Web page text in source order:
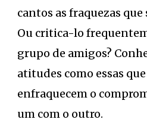
cantos as fraquezas que
Ou critica-lo
grupo de amigos?
atitudes como essas
enfraquecem o
um com o outro.